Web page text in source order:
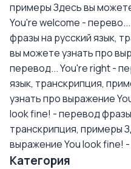
примерыЗдесь вы
You're welcome - перево...
фразы на русский язык,
вы можете узнать про
перевод...You're right -
язык, транскрипция,
узнать про выражение
look fine! - перевод фразы
транскрипция, примеры
выражение You look fine!
Категория